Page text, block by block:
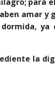
amar
la